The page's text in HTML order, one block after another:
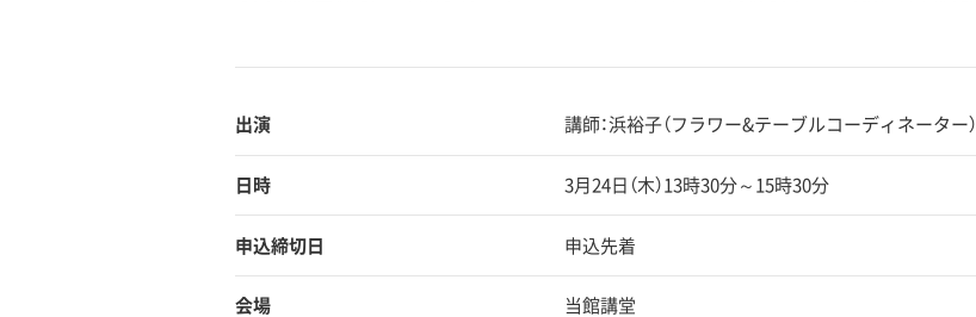
出演 講師：浜裕子（フラワー&テーブルコーディネーター）
日時 3月24日（木）13時30分～15時30分
申込締切日 申込先着
会場 当館講堂